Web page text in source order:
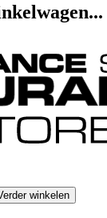
winkelen